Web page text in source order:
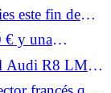
para
este fin de
de
€ y una
Audi R8 LMS,